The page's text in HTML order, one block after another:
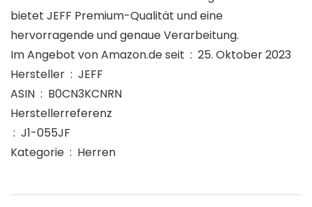
bietet JEFF Premium-Qualität und eine
hervorragende und genaue Verarbeitung.
Im Angebot von Amazon.de seit ‏ : ‎ 25. Oktober 2023
Hersteller ‏ : ‎ JEFF
ASIN ‏ : ‎ B0CN3KCNRN
Herstellerreferenz
‏ : ‎ J1-055JF
Kategorie ‏ : ‎ Herren